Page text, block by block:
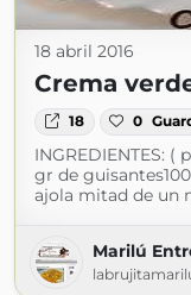
18 abril 2016
Crema
18 0
INGREDIENTES:
gr de
ajola mitad de un
Marilú